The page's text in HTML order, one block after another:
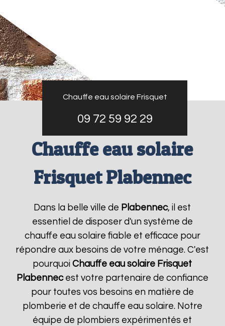
Chauffe eau solaire Frisquet
09 72 59 92 29
Chauffe eau solaire
Frisquet Plabennec
Dans la belle ville de Plabennec, il est
essentiel de disposer d'un système de
chauffe eau solaire fiable et efficace pour
répondre aux besoins de votre ménage. C'est
pourquoiChauffe eau solaire Frisquet
Plabennecest votre partenaire de confiance
pour toutes vos besoins en matière de
plomberie et de chauffe eau solaire. Notre
équipe de plombiers expérimentés et